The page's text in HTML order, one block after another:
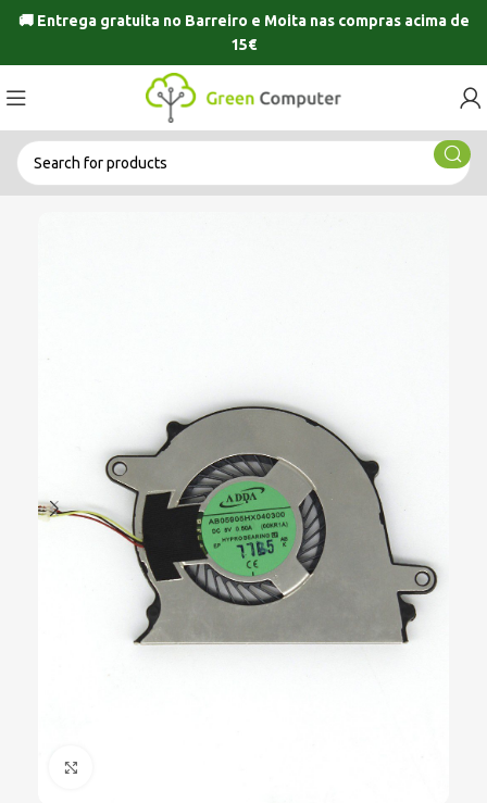
🚚 Entrega gratuita no Barreiro e Moitanas compras acima de
15€